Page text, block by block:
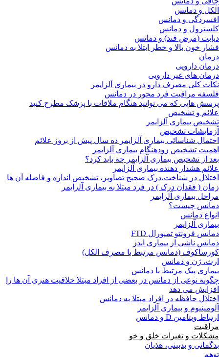
الکل و دمانس
افسردگی و دمانس
کلسترول و دمانس
دیابت (مرض قند) و دمانس
فشار خون بالا و خطر ابتلا به دمانس
درمان
درمان دارویی
درمان های غیر دارویی
نکات کلی مصرف دارو در بیماری آلزایمر
فلسفه مراقبت فرد محور در دمانس
پرسش هایی که می توانید هنگام ملاقات با پزشک مطرح کنید
علائم و تشخیص
تشخیص بیماری آلزایمر
آزمایشات تشخیص
احتمال شناسائی بیماری آلزایمر ده سال پیش از بروز علائم
اهمیت تشخیص زودهنگام بیماری آلزایمر
بعد از تشخیص بیماری آلزایمر چه باید کرد؟
علائم هشدار دهنده بیماری آلزایمر
اختلال در شناخت،درک صحیح تصاویر، تشخیص اندازه و فاصله آن ها
زمان ( فقدان درک ) در فرد مبتلا به بیماری آلزایمر
مراحل بیماری آلزایمر
دمانس چیست؟
انواع دمانس
بیماری آلزایمر
دمانس فرونتو تمپورال FTD
دمانس ناشی از بیماری ایدز
کورساکوف (دمانس مرتبط با مصرف الکل)
ارث، ژن و دمانس
بیماری پیک مرتبط با دمانس
چگونه نوعی از دمانس در بعضی از افراد مبتلا خلاقیت هنری آن ها را
افزایش می دهد
اختلال حافظه در افراد مبتلا به دمانس
آلومینیوم و بیماری آلزایمر
ارتباط ویتامین D و دمانس
مراقبت
مشکلات و تغیرات خلق و خو
بدگمانی و بدبینی، هذیان
توهم